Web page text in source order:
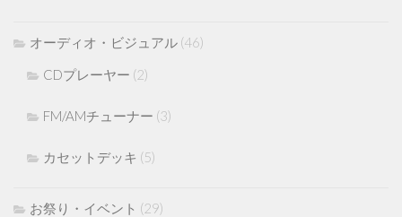
オーディオ・ビジュアル (46)
CDプレーヤー (2)
FM/AMチューナー (3)
カセットデッキ (5)
お祭り・イベント (29)